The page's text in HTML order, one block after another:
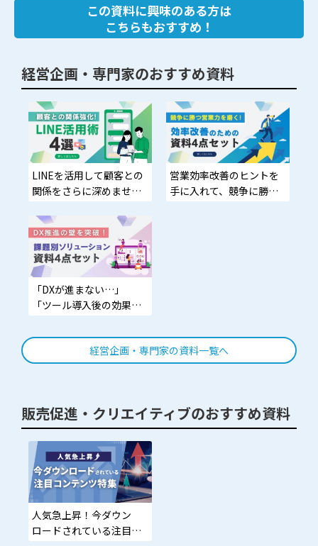
この資料に興味のある方は
こちらもおすすめ！
経営企画・専門家のおすすめ資料
LINEを活用して顧客との
関係をさらに深めません
営業効率改善のヒントを
手に入れて、競争に勝つ
「DXが進まない…」
「ツール導入後の効果が
まとめて解決！
経営企画・専門家の資料一覧へ
販売促進・クリエイティブのおすすめ資料
人気急上昇！今ダウン
ロードされている注目コ